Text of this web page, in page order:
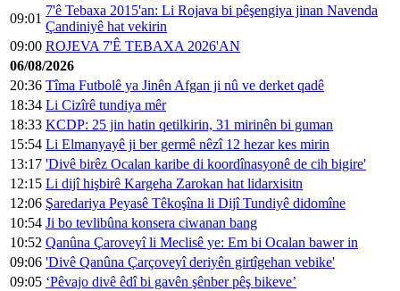
09:01
7'ê Tebaxa 2015'an: Li Rojava bi pêşengiya jinan Navenda
Çandiniyê hat vekirin
09:00 ROJEVA 7'Ê TEBAXA 2026'AN
06/08/2026
20:36 Tîma Futbolê ya Jinên Afgan ji nû ve derket qadê
18:34 Li Cizîrê tundiya mêr
18:33 KCDP: 25 jin hatin qetilkirin, 31 mirinên bi guman
15:54 Li Elmanyayê ji ber germê nêzî 12 hezar kes mirin
13:17 'Divê birêz Ocalan karibe di koordînasyonê de cih bigire'
12:15 Li dijî hişbirê Kargeha Zarokan hat lidarxisitn
12:06 Şaredariya Peyasê Têkoşîna li Dijî Tundiyê didomîne
10:54 Ji bo tevlibûna konsera ciwanan bang
10:52 Qanûna Çaroveyî li Meclisê ye: Em bi Ocalan bawer in
09:06 'Divê Qanûna Çarçoveyî deriyên girtîgehan vebike'
09:05 ‘Pêvajo divê êdî bi gavên şênber pêş bikeve’